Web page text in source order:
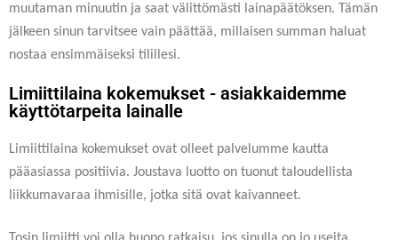
muutaman minuutin ja saat välittömästi lainapäätöksen. Tämän
jälkeen sinun tarvitsee vain päättää, millaisen summan haluat
nostaa ensimmäiseksi tilillesi.
Limiittilaina kokemukset - asiakkaidemme
käyttötarpeita lainalle
Limiittilaina kokemukset ovat olleet palvelumme kautta
pääasiassa positiivia. Joustava luotto on tuonut taloudellista
liikkumavaraa ihmisille, jotka sitä ovat kaivanneet.